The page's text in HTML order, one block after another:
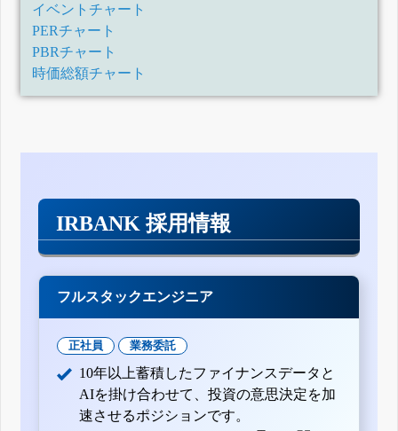
イベントチャート
PERチャート
PBRチャート
時価総額チャート
IRBANK 採用情報
フルスタックエンジニア
正社員 業務委託
10年以上蓄積したファイナンスデータと
AIを掛け合わせて、投資の意思決定を加
速させるポジションです。